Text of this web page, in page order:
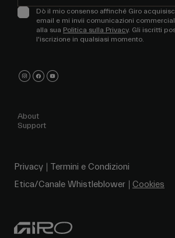
Dò il mio consenso affinché Giro
email e mi invii comunicazioni
alla sua Politica sulla Privacy. Gli iscritti
l'iscrizione in qualsiasi momento.
About
Support
Privacy
Termini e Condizioni
Etica/Canale Whistleblower
Cookies